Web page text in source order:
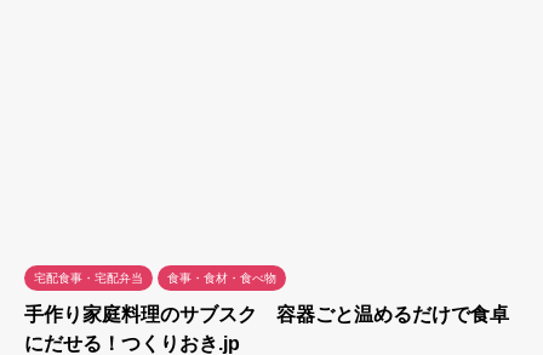
宅配食事・宅配弁当 食事・食材・食べ物
手作り家庭料理のサブスク 容器ごと温めるだけで食卓
にだせる！つくりおき.jp